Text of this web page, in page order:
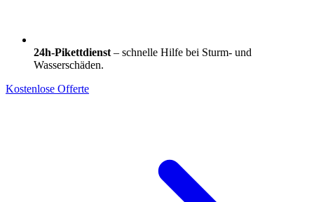
24h-Pikettdienst – schnelle Hilfe bei Sturm- und
Wasserschäden.
Kostenlose Offerte